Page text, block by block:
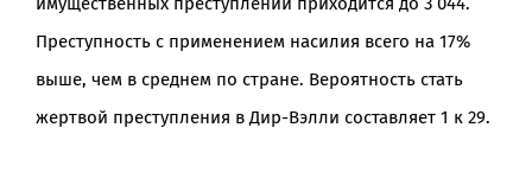
Преступность с применением насилия всего на 17%
выше, чем в среднем по стране. Вероятность стать
жертвой преступления в Дир-Вэлли составляет 1 к 29.